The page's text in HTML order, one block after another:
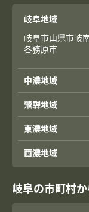
岐阜地域
岐阜市山県市岐
各務原市
中濃地域
飛騨地域
東濃地域
西濃地域
岐阜の市町村